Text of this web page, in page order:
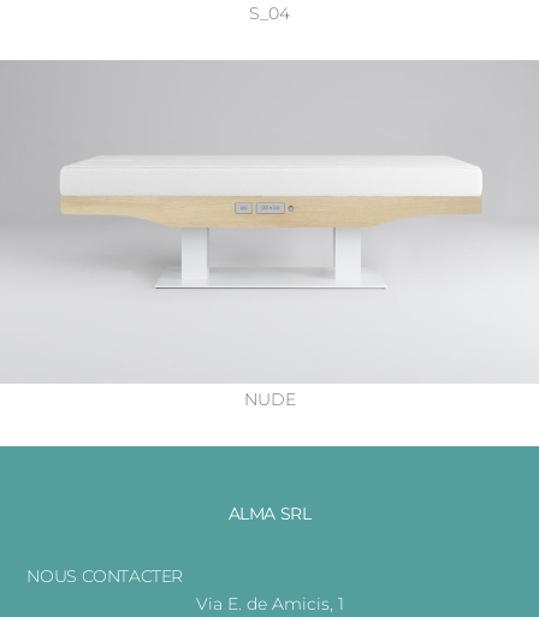
S_04
NUDE
ALMA SRL
NOUS CONTACTER
Via E. de Amicis, 1